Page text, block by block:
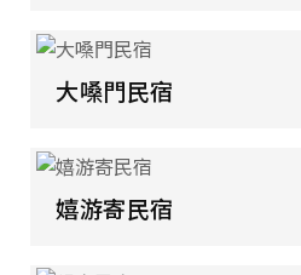
大嗓門民宿
嬉游寄民宿